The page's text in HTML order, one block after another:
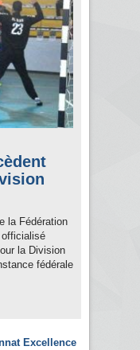
la Fédération
officialisé
la Division
fédérale
Excellence